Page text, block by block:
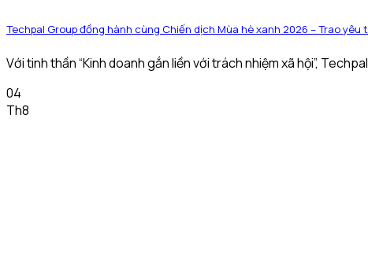
Techpal Group đồng hành cùng Chiến dịch Mùa hè xanh 2026 – Trao
Với tinh thần “Kinh doanh gắn liền với trách nhiệm xã hội”,
04
Th8